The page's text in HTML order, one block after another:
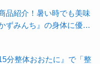
品紹介！暑い時でも美味
ずみんち』の身体に優し
塩パンを召し上がれ♪
分整体おおたに』で「整